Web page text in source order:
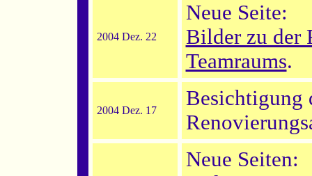
2004 Dez. 22
Neue Seite:
Bilder zu der
Teamraums.
2004 Dez. 17
Besichtigung
Neue Seiten: